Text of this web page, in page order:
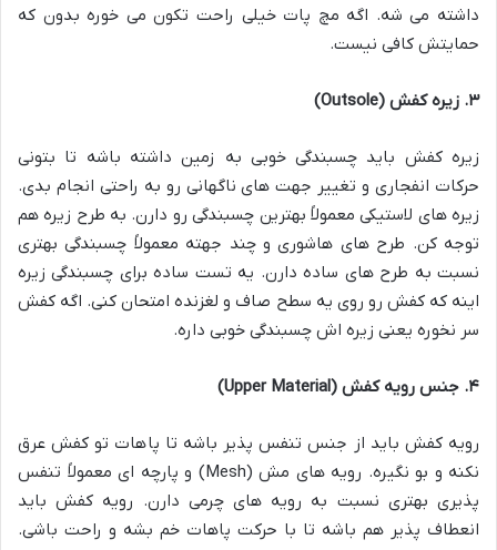
داشته می شه. اگه مچ پات خیلی راحت تکون می خوره بدون که
حمایتش کافی نیست.
۳. زیره کفش (Outsole)
زیره کفش باید چسبندگی خوبی به زمین داشته باشه تا بتونی
حرکات انفجاری و تغییر جهت های ناگهانی رو به راحتی انجام بدی.
زیره های لاستیکی معمولاً بهترین چسبندگی رو دارن. به طرح زیره هم
توجه کن. طرح های هاشوری و چند جهته معمولاً چسبندگی بهتری
نسبت به طرح های ساده دارن. یه تست ساده برای چسبندگی زیره
اینه که کفش رو روی یه سطح صاف و لغزنده امتحان کنی. اگه کفش
سر نخوره یعنی زیره اش چسبندگی خوبی داره.
۴. جنس رویه کفش (Upper Material)
رویه کفش باید از جنس تنفس پذیر باشه تا پاهات تو کفش عرق
نکنه و بو نگیره. رویه های مش (Mesh)
و پارچه ای معمولاً تنفس
پذیری بهتری نسبت به رویه های چرمی دارن. رویه کفش باید
انعطاف پذیر هم باشه تا با حرکت پاهات خم بشه و راحت باشی.